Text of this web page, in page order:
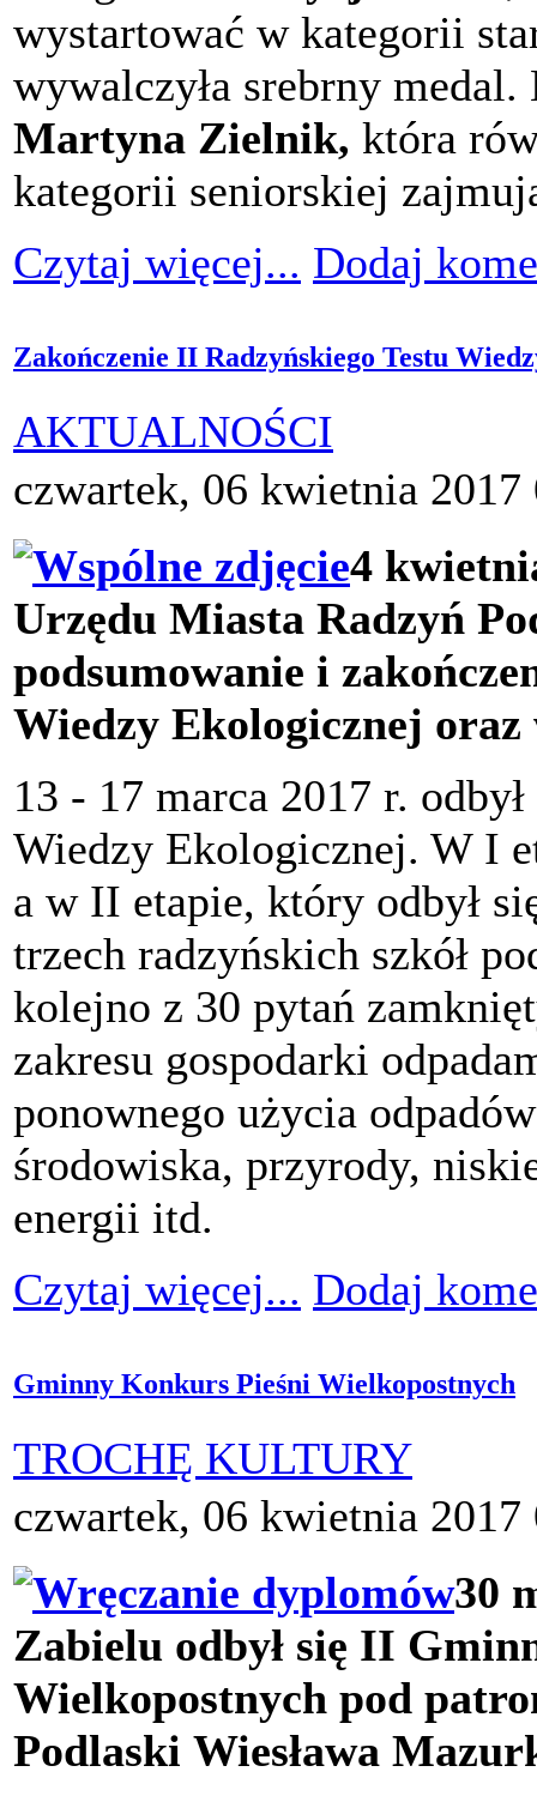
wystartować w kategorii
wywalczyła srebrny medal.
Martyna Zielnik, która
kategorii seniorskiej
Czytaj więcej... Dodaj
Zakończenie II Radzyńskiego Testu
AKTUALNOŚCI
czwartek, 06 kwietnia 2017
4
Urzędu Miasta Radzyń
podsumowanie i
Wiedzy Ekologicznej oraz
13 - 17 marca 2017 r.
Wiedzy Ekologicznej. W I
a w II etapie, który odbył
trzech radzyńskich szkół
kolejno z 30 pytań
zakresu gospodarki
ponownego użycia
środowiska, przyrody,
energii itd.
Czytaj więcej... Dodaj
Gminny Konkurs Pieśni Wielkopostnych
TROCHĘ KULTURY
czwartek, 06 kwietnia 2017
30
Zabielu odbył się II
Wielkopostnych pod
Podlaski Wiesława